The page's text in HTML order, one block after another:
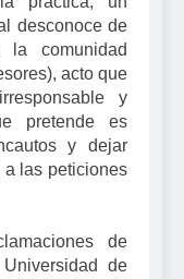
desconoce de
comunidad
acto que
y
pretende es
y dejar
las peticiones
de
de